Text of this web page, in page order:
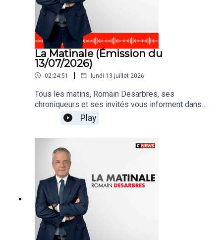
La Matinale (Émission du
13/07/2026)
02:24:51 | lundi 13 juillet 2026
Tous les matins, Romain Desarbres, ses
chroniqueurs et ses invités vous informent dans
#LaMatinale
Play